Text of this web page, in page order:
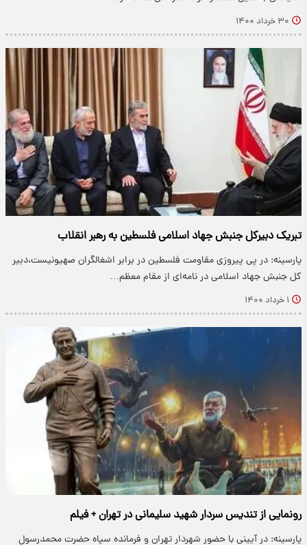
۳۰ خرداد ۱۴۰۰
تبریک دبیرکل جنبش جهاد اسلامی فلسطین به رهبر انقلاب
پارسینه: در پی پیروزی مقاومت فلسطین در برابر اشغالگران صهیونیست،‌دبیر
کل جنبش جهاد اسلامی در نامه‌ای از مقام معظم…
۱ خرداد ۱۴۰۰
رونمایی از تندیس سردار شهید سلیمانی در تهران + فیلم
پارسینه: در آیینی با حضور شهردار تهران و فرمانده سپاه حضرت محمدرسول